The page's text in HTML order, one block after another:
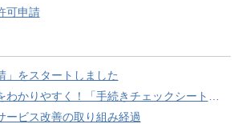
可申請
」をスタートしました
やすく！「手続きチェックシート」を導入しました
ービス改善の取り組み経過